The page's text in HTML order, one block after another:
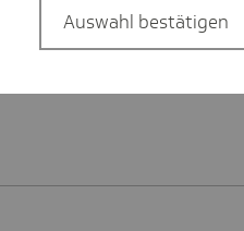
Auswahl bestätigen